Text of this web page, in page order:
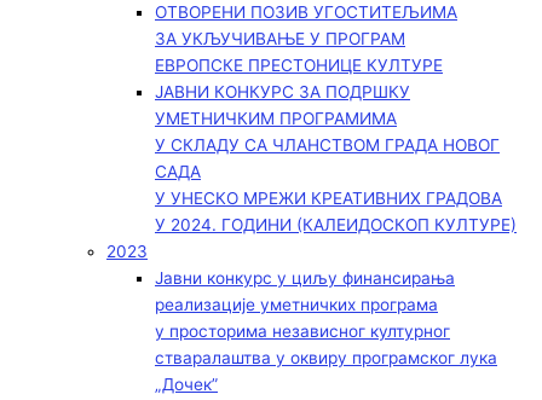
ОТВОРЕНИ ПОЗИВ УГОСТИТЕЉИМА
ЗА УКЉУЧИВАЊЕ У ПРОГРАМ
ЕВРОПСКЕ ПРЕСТОНИЦЕ КУЛТУРЕ
ЈАВНИ КОНКУРС ЗА ПОДРШКУ
УМЕТНИЧКИМ ПРОГРАМИМА
У СКЛАДУ СА ЧЛАНСТВОМ ГРАДА НОВОГ
САДА
У УНЕСКО МРЕЖИ КРЕАТИВНИХ ГРАДОВА
У 2024. ГОДИНИ (КАЛЕИДОСКОП КУЛТУРЕ)
2023
Јавни конкурс у циљу финансирања
реализације уметничких програма
у просторима независног културног
стваралаштва у оквиру програмског лука
„Дочек”